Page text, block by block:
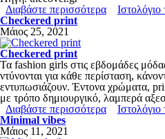
ΠΑΝΤΕΛΌΝΙΑ
Jeans
Κολάν
Σορτς - Βερμούδες
Παντελόνια
Διαβάστε περισσότερα για
Checkered print
Μάιος 25, 2021
Checkered print
Τα fashion girls στις εβδομάδες
ντύνονται για κάθε περίσταση,
εντυπωσιάζουν. Έντονα χρώματα,
με τρόπο δημιουργικό, λαμπερά
Διαβάστε περισσότερα για
Minimal vibes
Μάιος 11, 2021